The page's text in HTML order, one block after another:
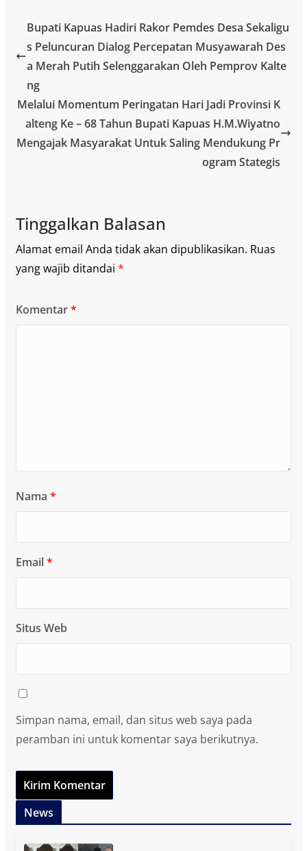
Bupati Kapuas Hadiri Rakor Pemdes Desa Sekaligu
s Peluncuran Dialog Percepatan Musyawarah Des
a Merah Putih Selenggarakan Oleh Pemprov Kalte
ng
Melalui Momentum Peringatan Hari Jadi Provinsi K
alteng Ke – 68 Tahun Bupati Kapuas H.M.Wiyatno
Mengajak Masyarakat Untuk Saling Mendukung Pr
ogram Stategis
Tinggalkan Balasan
Alamat email Anda tidak akan dipublikasikan. Ruas
yang wajib ditandai *
Komentar*
Nama *
Email*
Situs Web
Simpan nama, email, dan situs web saya pada
peramban ini untuk komentar saya berikutnya.
News